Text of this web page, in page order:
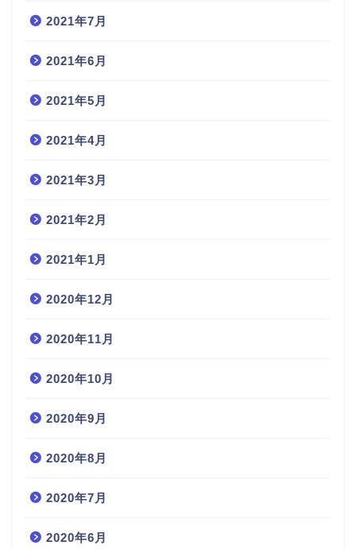
2021年7月
2021年6月
2021年5月
2021年4月
2021年3月
2021年2月
2021年1月
2020年12月
2020年11月
2020年10月
2020年9月
2020年8月
2020年7月
2020年6月